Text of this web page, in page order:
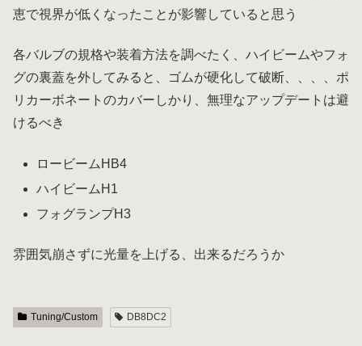
恵で視界が低くなったことが影響していると思う
各バルブの規格や装着方法を調べたく、ハイビームやフォ
グの裏蓋を外してみると、ゴムが硬化して破断、、、、ポ
リカーボネートのカバーしかり、無理なアップデートは避
けるべき
ロービームHB4
ハイビームH1
フォグランプH3
雰囲気崩さずに光量を上げる、出来るだろうか
Tuning/Custom DB8DC2